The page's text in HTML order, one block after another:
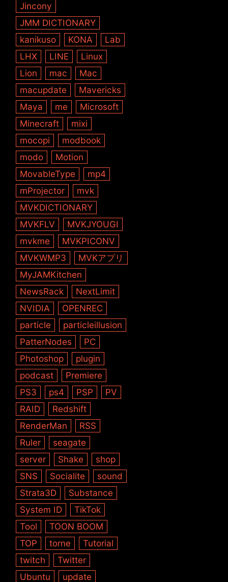
Jincony
JMM DICTIONARY
kanikuso
KONA
Lab
LHX
LINE
Linux
Lion
mac
Mac
macupdate
Mavericks
Maya
me
Microsoft
Minecraft
mixi
mocopi
modbook
modo
Motion
MovableType
mp4
mProjector
mvk
MVKDICTIONARY
MVKFLV
MVKJYOUGI
mvkme
MVKPICONV
MVKWMP3
MVKアプリ
MyJAMKitchen
NewsRack
NextLimit
NVIDIA
OPENREC
particle
particleillusion
PatterNodes
PC
Photoshop
plugin
podcast
Premiere
PS3
ps4 PSP
PV
RAID
Redshift
RenderMan
RSS
Ruler
seagate
server
Shake
shop
SNS
Socialite
sound
Strata3D
Substance
System ID
TikTok
Tool
TOON BOOM
TOP
torne
Tutorial
twitch
Twitter
Ubuntu
update